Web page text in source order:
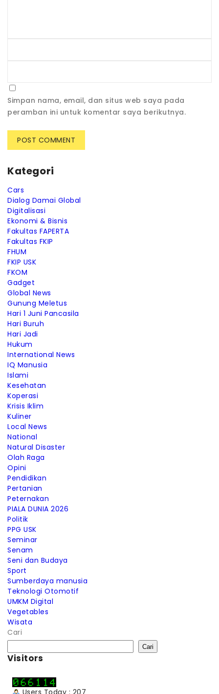
Kategori
Cars
Dialog Damai Global
Digitalisasi
Ekonomi & Bisnis
Fakultas FAPERTA
Fakultas FKIP
FHUM
FKIP USK
FKOM
Gadget
Global News
Gunung Meletus
Hari 1 Juni Pancasila
Hari Buruh
Hari Jadi
Hukum
International News
IQ Manusia
Islami
Kesehatan
Koperasi
Krisis Iklim
Kuliner
Local News
National
Natural Disaster
Olah Raga
Opini
Pendidikan
Pertanian
Peternakan
PIALA DUNIA 2026
Politik
PPG USK
Seminar
Senam
Seni dan Budaya
Sport
Sumberdaya manusia
Teknologi Otomotif
UMKM Digital
Vegetables
Wisata
Simpan nama, email, dan situs web saya pada
peramban ini untuk komentar saya berikutnya.
Cari
Cari
Visitors